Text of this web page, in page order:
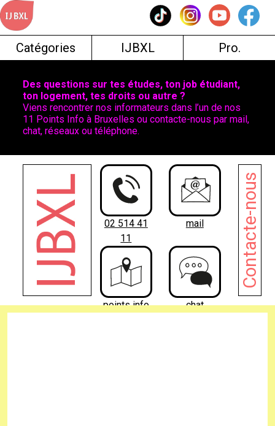
Skip
to
content
Catégories IJBXL Pro.
Des questions sur tes études, ton job étudiant,
ton logement, tes droits ou autre ?
Viens rencontrer nos informateurs dans l’un de nos
11 Points Info à Bruxelles ou contacte-nous par mail,
chat, réseaux ou téléphone.
02 514 41
11
mail
points info chat
Contacte-nous